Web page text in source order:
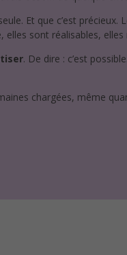
Et que c’est
elles sont réalisables,
. De dire : c’est
chargées, même